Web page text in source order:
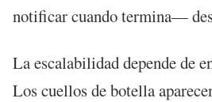
notificar cuando termina—
La escalabilidad depende de
Los cuellos de botella